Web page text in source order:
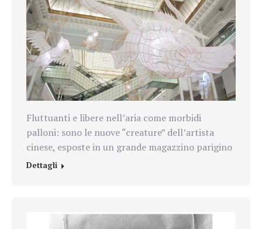
Fluttuanti e libere nell’aria come morbidi
palloni: sono le nuove “creature” dell’artista
cinese, esposte in un grande magazzino parigino
Dettagli